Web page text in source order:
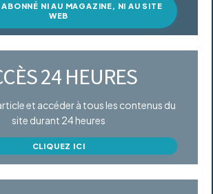
ABONNÉ NI AU MAGAZINE, NI AU SITE
WEB
24 HEURES
et accéder à tous les contenus du
site durant 24 heures
CLIQUEZ ICI